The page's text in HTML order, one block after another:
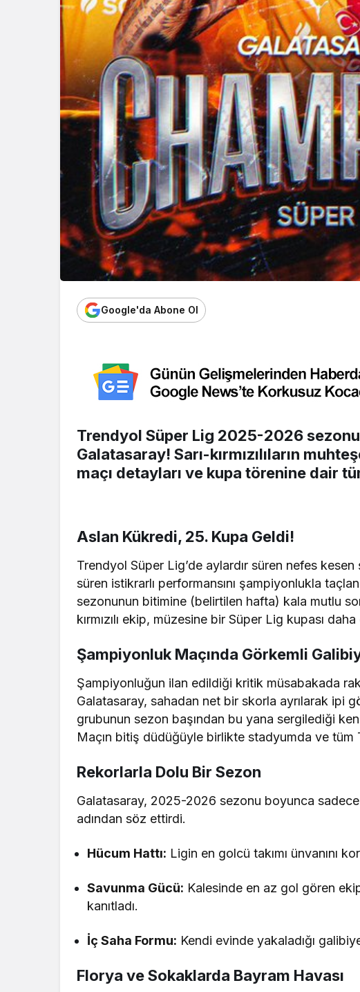
Google'da Abone Ol
Trendyol Süper Lig 2025-2026
Galatasaray! Sarı-kırmızılıların
maçı detayları ve kupa törenine dair
Aslan Kükredi, 25. Kupa Geldi!
Trendyol Süper Lig’de aylardır süren nefes
süren istikrarlı performansını şampiyonlukla
sezonunun bitimine (belirtilen hafta) kala mutlu
kırmızılı ekip, müzesine bir Süper Lig kupası
Şampiyonluk Maçında Görkemli
Şampiyonluğun ilan edildiği kritik müsabakada
Galatasaray, sahadan net bir skorla ayrılarak ipi
grubunun sezon başından bu yana sergilediği
Maçın bitiş düdüğüyle birlikte stadyumda ve tüm
Rekorlarla Dolu Bir Sezon
Galatasaray, 2025-2026 sezonu boyunca
adından söz ettirdi.
Hücum Hattı: Ligin en golcü takımı ünvanını
Savunma Gücü: Kalesinde en az gol gören
kanıtladı.
İç Saha Formu: Kendi evinde yakaladığı
Florya ve Sokaklarda Bayram Havası